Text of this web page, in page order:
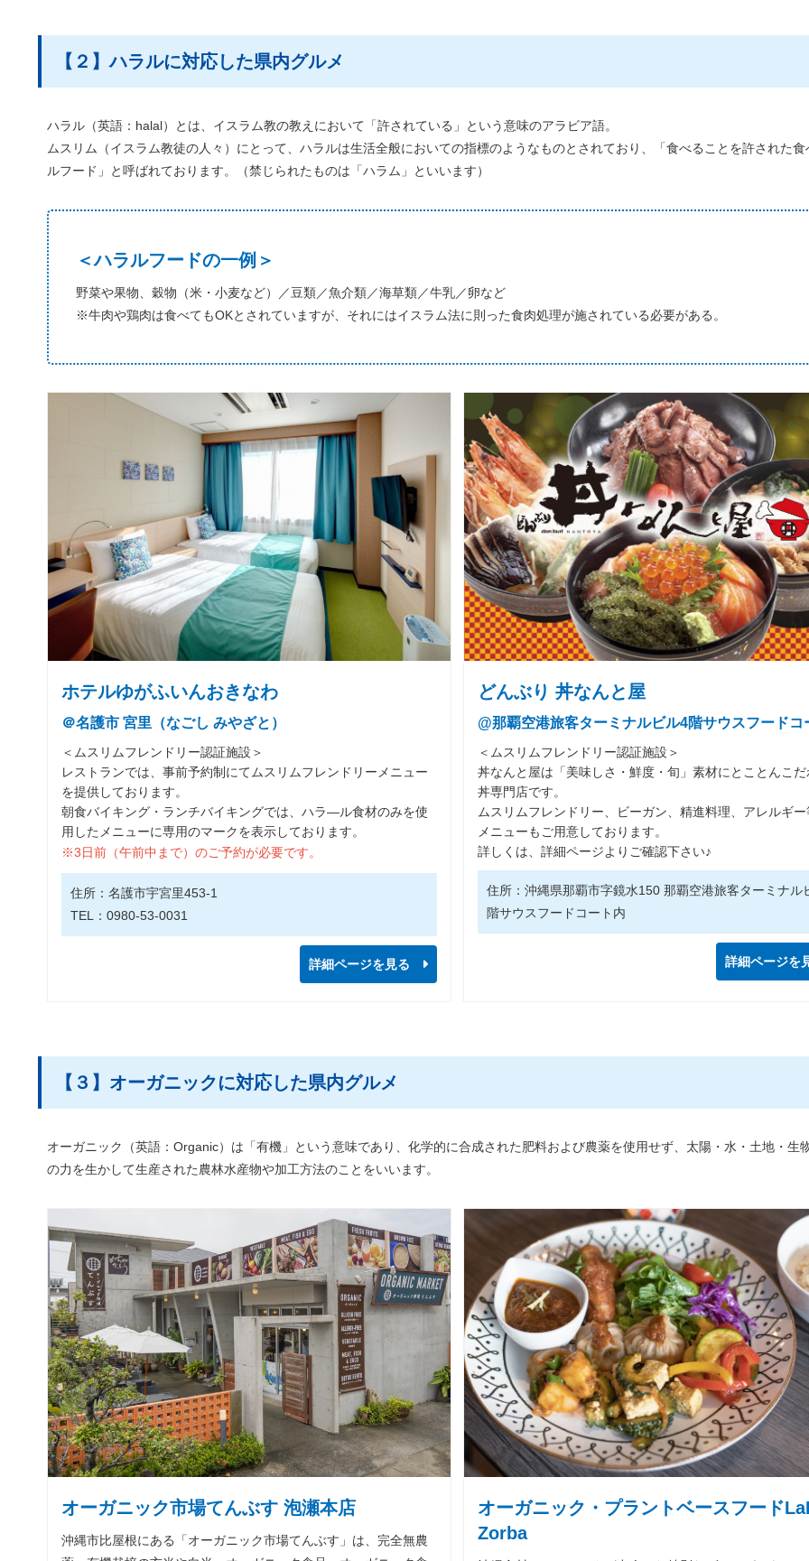
【２】ハラルに対応した県内グルメ
ハラル（英語：halal）とは、イスラム教の教えにおいて「許されている」という意味のアラビア語。
ムスリム（イスラム教徒の人々）にとって、ハラルは生活全般においての指標のようなものとされており、「食べることを許された
ルフード」と呼ばれております。（禁じられたものは「ハラム」といいます）
＜ハラルフードの一例＞
野菜や果物、穀物（米・小麦など）／豆類／魚介類／海草類／牛乳／卵など
※牛肉や鶏肉は食べてもOKとされていますが、それにはイスラム法に則った食肉処理が施されている必要がある。
ホテルゆがふいんおきなわ
＠名護市 宮里（なごし みやざと）
＜ムスリムフレンドリー認証施設＞
レストランでは、事前予約制にてムスリムフレンドリーメニュー
を提供しております。
朝食バイキング・ランチバイキングでは、ハラ―ル食材のみを使
用したメニューに専用のマークを表示しております。
※3日前（午前中まで）のご予約が必要です。
住所：名護市宇宮里453-1
TEL：0980-53-0031
詳細ページを見る
どんぶり 丼なんと屋
@那覇空港旅客ターミナルビル4階サウスフードコ
＜ムスリムフレンドリー認証施設＞
丼なんと屋は「美味しさ・鮮度・旬」素材にとことんこ
丼専門店です。
ムスリムフレンドリー、ビーガン、精進料理、アレルギ
メニューもご用意しております。
詳しくは、詳細ページよりご確認下さい♪
住所：沖縄県那覇市字鏡水150 那覇空港旅客ターミナル
階サウスフードコート内
詳細ページを
【３】オーガニックに対応した県内グルメ
オーガニック（英語：Organic）は「有機」という意味であり、化学的に合成された肥料および農薬を使用せず、太陽・水・土地・生
の力を生かして生産された農林水産物や加工方法のことをいいます。
オーガニック市場てんぶす 泡瀬本店
沖縄市比屋根にある「オーガニック市場てんぶす」は、完全無農
オーガニック・プラントベースフード
Zorba